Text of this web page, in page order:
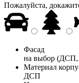
Пожалуйста,
Фасад
на выбор
Материал
ДСП